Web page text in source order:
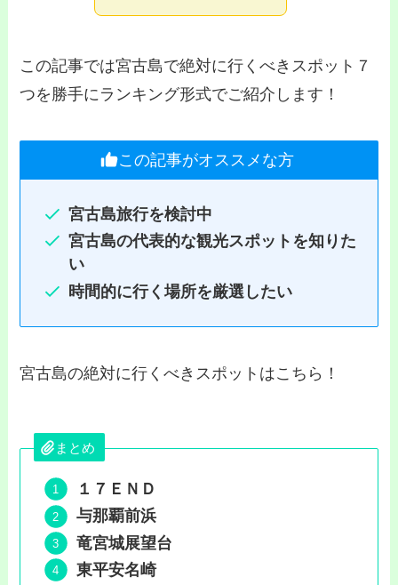
この記事では宮古島で絶対に行くべきスポット７
つを勝手にランキング形式でご紹介します！
この記事がオススメな方
宮古島旅行を検討中
宮古島の代表的な観光スポットを知りた
い
時間的に行く場所を厳選したい
宮古島の絶対に行くべきスポットはこちら！
まとめ
１７ＥＮＤ
与那覇前浜
竜宮城展望台
東平安名崎